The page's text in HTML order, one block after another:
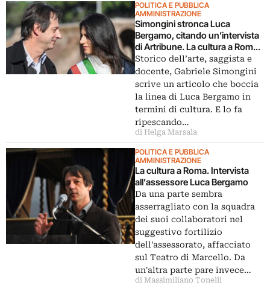
POLITICA E PUBBLICA
AMMINISTRAZIONE
Simongini stronca Luca
Bergamo, citando un’intervista
di Artribune. La cultura a Roma
muore?
Storico dell’arte, saggista e
docente, Gabriele Simongini
scrive un articolo che boccia
la linea di Luca Bergamo in
termini di cultura. E lo fa
ripescando…
di Helga Marsala
POLITICA E PUBBLICA
AMMINISTRAZIONE
La cultura a Roma. Intervista
all’assessore Luca Bergamo
Da una parte sembra
asserragliato con la squadra
dei suoi collaboratori nel
suggestivo fortilizio
dell'assessorato, affacciato
sul Teatro di Marcello. Da
un'altra parte pare invece…
di Massimiliano Tonelli